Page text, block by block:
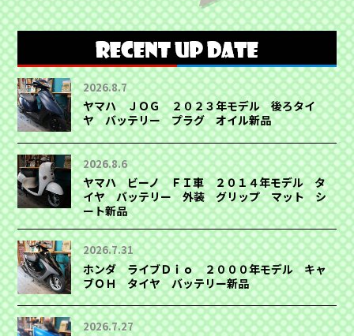
2026.8.7
ヤマハ ＪＯＧ ２０２３年モデル 後ろタイ
ヤ バッテリー プラグ オイル新品
2026.8.6
ヤマハ ビーノ ＦＩ車 ２０１４年モデル タ
イヤ バッテリー 外装 グリップ マット シ
ート新品
2026.7.31
ホンダ ライブＤｉｏ ２０００年モデル キャ
ブＯＨ タイヤ バッテリー新品
2026.7.27